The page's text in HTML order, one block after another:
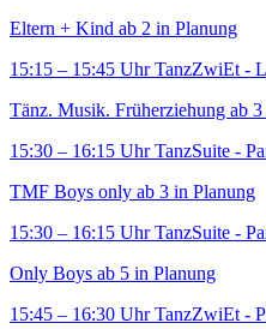
Eltern + Kind ab 2 in Planung
15:15 – 15:45 Uhr TanzZwiEt -
Tänz. Musik. Früherziehung ab
15:30 – 16:15 Uhr TanzSuite -
TMF Boys only ab 3 in Planung
15:30 – 16:15 Uhr TanzSuite -
Only Boys ab 5 in Planung
15:45 – 16:30 Uhr TanzZwiEt -